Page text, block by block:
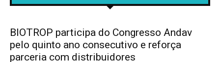
BIOTROP participa do Congresso Andav
pelo quinto ano consecutivo e reforça
parceria com distribuidores